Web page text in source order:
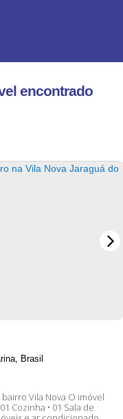
encontrado
, Brasil
Nova O imóvel